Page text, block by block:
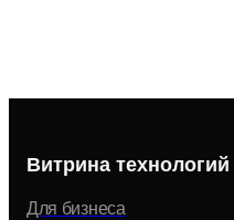
Витрина технологий
Для бизнеса